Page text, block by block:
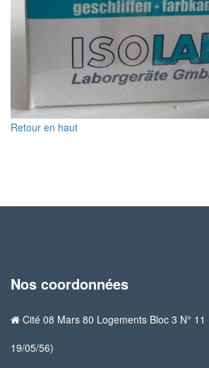
Retour en haut
Nos coordonnées
Cité 08 Mars 80 Logements Bloc 3 N°
19/05/56)